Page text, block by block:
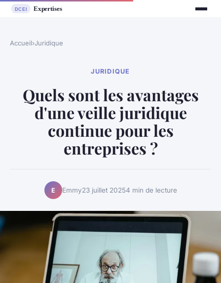
Accueil›Juridique
JURIDIQUE
Quels sont les avantages
d'une veille juridique
continue pour les
entreprises ?
E Emmy23 juillet 20254 min de lecture